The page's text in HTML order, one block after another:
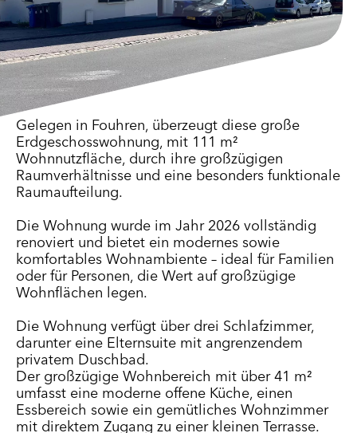
Gelegen in Fouhren, überzeugt diese große
Erdgeschosswohnung, mit 111 m²
Wohnnutzfläche, durch ihre großzügigen
Raumverhältnisse und eine besonders funktionale
Raumaufteilung.
Die Wohnung wurde im Jahr 2026 vollständig
renoviert und bietet ein modernes sowie
komfortables Wohnambiente – ideal für Familien
oder für Personen, die Wert auf großzügige
Wohnflächen legen.
Die Wohnung verfügt über drei Schlafzimmer,
darunter eine Elternsuite mit angrenzendem
privatem Duschbad.
Der großzügige Wohnbereich mit über 41 m²
umfasst eine moderne offene Küche, einen
Essbereich sowie ein gemütliches Wohnzimmer
mit direktem Zugang zu einer kleinen Terrasse.